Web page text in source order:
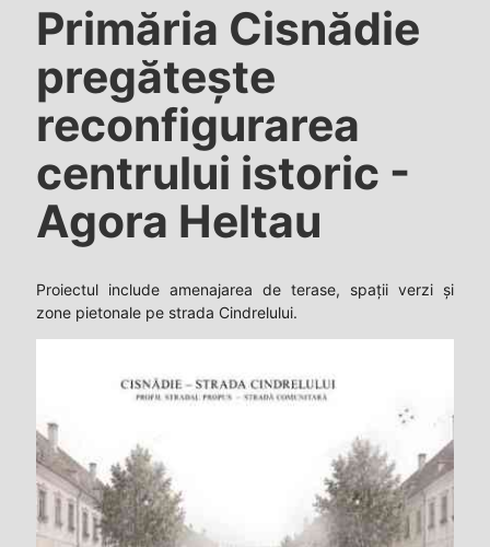
Primăria Cisnădie
pregătește
reconfigurarea
centrului istoric -
Agora Heltau
Proiectul include amenajarea de terase, spații verzi și
zone pietonale pe strada Cindrelului.